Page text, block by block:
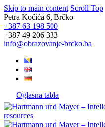
Skip to main content Scroll Top
Petra Kočića 6, Brčko
+387 63 198 500
+387 49 206 333
info@obrazovanje-brcko.ba
Oglasna tabla